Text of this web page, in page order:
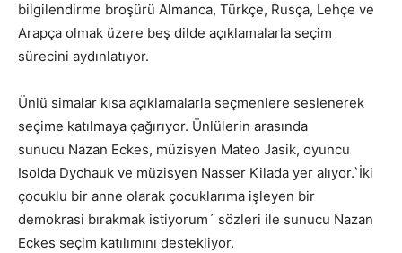
bilgilendirme broşürü Almanca, Türkçe, Rusça, Lehçe ve
Arapça olmak üzere beş dilde açıklamalarla seçim
sürecini aydınlatıyor.
Ünlü simalar kısa açıklamalarla seçmenlere seslenerek
seçime katılmaya çağırıyor. Ünlülerin arasında
sunucu Nazan Eckes, müzisyen Mateo Jasik, oyuncu
Isolda Dychauk ve müzisyen Nasser Kilada yer alıyor.`İki
çocuklu bir anne olarak çocuklarıma işleyen bir
demokrasi bırakmak istiyorum´ sözleri ile sunucu Nazan
Eckes seçim katılımını destekliyor.